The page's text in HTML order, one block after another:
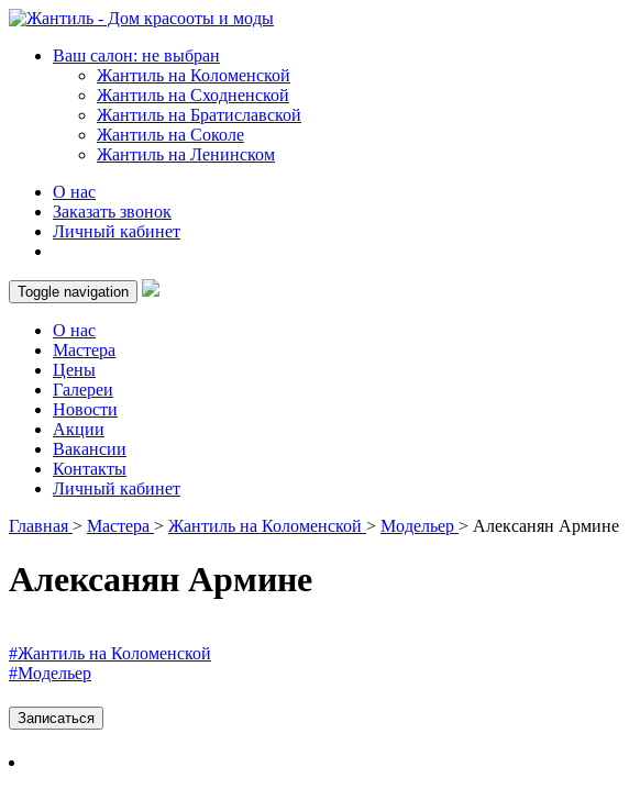
Ваш салон: не выбран
Жантиль на Коломенской
Жантиль на Сходненской
Жантиль на Братиславской
Жантиль на Соколе
Жантиль на Ленинском
О нас
Заказать звонок
Личный кабинет
Toggle navigation
О нас
Мастера
Цены
Галереи
Новости
Акции
Вакансии
Контакты
Личный кабинет
Главная > Мастера > Жантиль на Коломенской > Модельер > Алексанян Армине
Алексанян Армине
#Жантиль на Коломенской
#Модельер
Записаться